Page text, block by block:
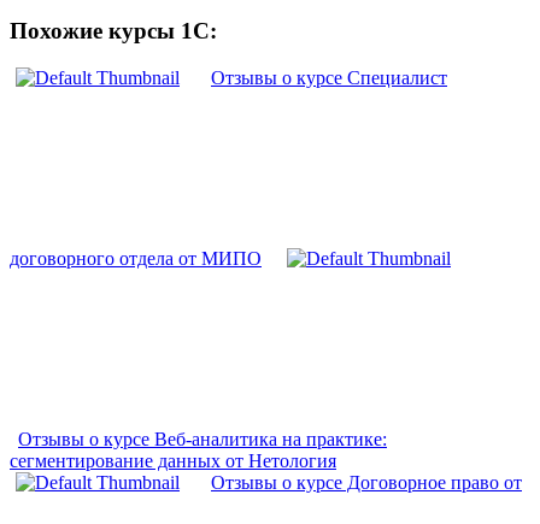
Похожие курсы 1С:
Отзывы о курсе Специалист
договорного отдела от МИПО
Отзывы о курсе Веб-аналитика на практике:
сегментирование данных от Нетология
Отзывы о курсе Договорное право от